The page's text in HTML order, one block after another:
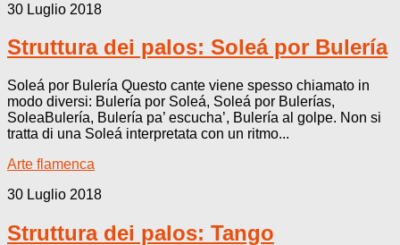
30 Luglio 2018
Struttura dei palos: Soleá por Bulería
Soleá por Bulería Questo cante viene spesso chiamato in
modo diversi: Bulería por Soleá, Soleá por Bulerías,
SoleaBulería, Bulería pa’ escucha’, Bulería al golpe. Non si
tratta di una Soleá interpretata con un ritmo...
Arte flamenca
30 Luglio 2018
Struttura dei palos: Tango